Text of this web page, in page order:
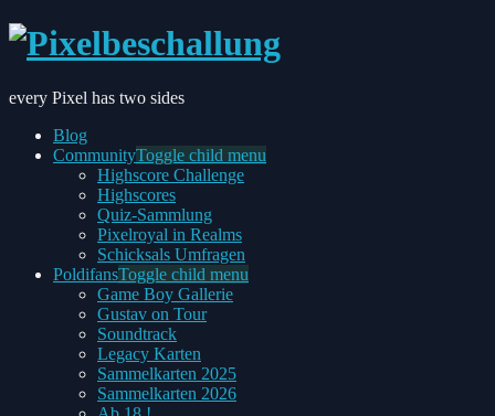
every Pixel has two sides
Blog
CommunityToggle child menu
Highscore Challenge
Highscores
Quiz-Sammlung
Pixelroyal in Realms
Schicksals Umfragen
PoldifansToggle child menu
Game Boy Gallerie
Gustav on Tour
Soundtrack
Legacy Karten
Sammelkarten 2025
Sammelkarten 2026